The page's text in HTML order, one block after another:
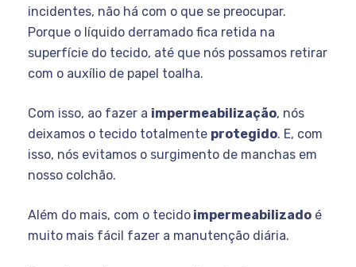
incidentes, não há com o que se preocupar.
Porque o líquido derramado fica retida na
superfície do tecido, até que nós possamos retirar
com o auxílio de papel toalha.
Com isso, ao fazer a impermeabilização, nós
deixamos o tecido totalmente protegido. E, com
isso, nós evitamos o surgimento de manchas em
nosso colchão.
Além do mais, com o tecido impermeabilizado é
muito mais fácil fazer a manutenção diária.